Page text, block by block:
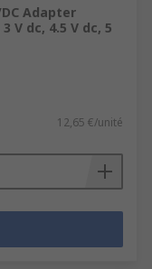
Adapter
V dc, 4.5 V dc, 5
12,65 €/unité